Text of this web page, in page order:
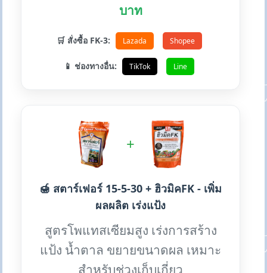
บาท
🛒 สั่งซื้อ FK-3: Lazada Shopee
📱 ช่องทางอื่น: TikTok Line
+
🍯 สตาร์เฟอร์ 15-5-30 + ฮิวมิคFK - เพิ่ม
ผลผลิต เร่งแป้ง
สูตรโพแทสเซียมสูง เร่งการสร้าง
แป้ง น้ำตาล ขยายขนาดผล เหมาะ
สำหรับช่วงเก็บเกี่ยว